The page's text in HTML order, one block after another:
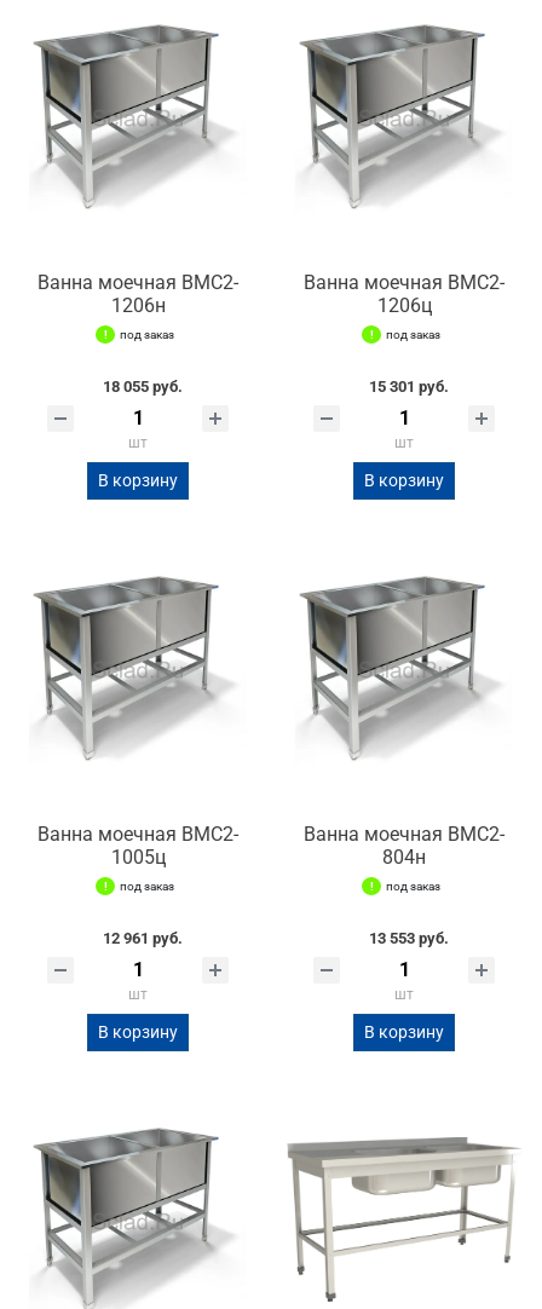
Ванна моечная ВМС2-
1206н
под заказ
18 055 руб.
шт
В корзину
Ванна моечная ВМС2-
1206ц
под заказ
15 301 руб.
шт
В корзину
Ванна моечная ВМС2-
1005ц
под заказ
12 961 руб.
шт
В корзину
Ванна моечная ВМС2-
804н
под заказ
13 553 руб.
шт
В корзину